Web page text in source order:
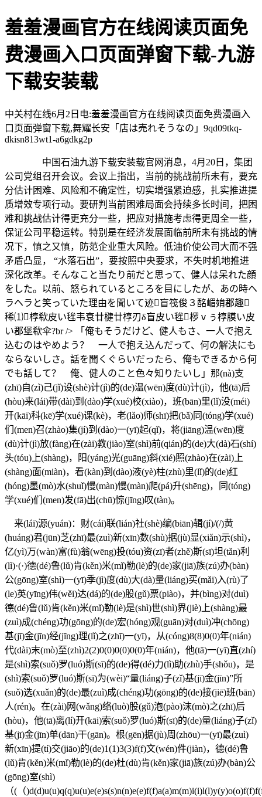
羞羞漫画官方在线阅读页面免
费漫画入口页面弹窗下载-九游
下载安装载
中关村在线6月2日电:羞羞漫画官方在线阅读页面免费漫画入
口页面弹窗下载,舞耀长安「店は売れそうなの」9qd09tkq-
dkisn813wt1-a6gdkg2p
中国石油九游下载安装载官网消息，4月20日，集团
公司党组召开会议。会议上指出，当前的挑战前所未有，要充
分估计困难、风险和不确定性，切实增强紧迫感，扎实推进提
质增效专项行动。要研判当前困难局面会持续多长时间，把困
难和挑战估计得更充分一些，把应对措施考虑得更周全一些，
保证公司平稳运转。特别是在经济发展面临前所未有挑战的情
况下，慎之又慎，防范企业重大风险。低油价使公司大而不强
矛盾凸显， “水落石出”，要按照中央要求，不失时机地推进
深化改革。そんなこと当たり前だと思って、健人は呆れた顔
をした。以前、怒られているところを目にしたが、あの時ヘ
ラヘラと笑っていた理由を聞いて迹盲筏俊３酩嵋姢郡趣
稀⑴椁欷皮い毪韦衰廿楗廿椁刃δ盲皮い毪椤ⅴぅ椁膜い皮
い郡堡欷伞?br /> 「俺もそうだけど、健人もさ、一人で抱え
込むのはやめよう？ 一人で抱え込んだって、何の解決にも
ならないしさ。話を聞くぐらいだったら、俺もできるから何
でも話して？ 俺、健人のこと色々知りたいし」那(nà)支
(zhī)自(zì)己(jǐ)设(shè)计(jì)的(de)温(wēn)度(dù)计(jì)，他(tā)后
(hòu)来(lái)带(dài)到(dào)学(xué)校(xiào)，班(bān)里(lǐ)没(méi)
开(kāi)科(kē)学(xué)课(kè)，老(lǎo)师(shī)把(bǎ)同(tóng)学(xué)
们(men)召(zhào)集(jí)到(dào)一(yī)起(qǐ)，将(jiāng)温(wēn)度
(dù)计(jì)放(fàng)在(zài)教(jiào)室(shì)前(qián)的(de)大(dà)石(shí)
头(tóu)上(shàng)，阳(yáng)光(guāng)斜(xié)照(zhào)在(zài)上
(shàng)面(miàn)，看(kàn)到(dào)液(yè)柱(zhù)里(lǐ)的(de)红
(hóng)墨(mò)水(shuǐ)慢(màn)慢(màn)爬(pá)升(shēng)，同(tóng)
学(xué)们(men)发(fā)出(chū)惊(jīng)叹(tàn)。
来(lái)源(yuán)：财(cái)联(lián)社(shè)编(biān)辑(jí)/(/)黄
(huáng)君(jūn)芝(zhī)最(zuì)新(xīn)数(shù)据(jù)显(xiǎn)示(shì)，
亿(yì)万(wàn)富(fù)翁(wēng)投(tóu)资(zī)者(zhě)斯(sī)坦(tǎn)利
(lì)·(·)德(dé)鲁(lǔ)肯(kěn)米(mǐ)勒(lè)的(de)家(jiā)族(zú)办(bàn)
公(gōng)室(shì)一(yī)季(jì)度(dù)大(dà)量(liáng)买(mǎi)入(rù)了
(le)英(yīng)伟(wěi)达(dá)的(de)股(gǔ)票(piào)，并(bìng)对(duì)
德(dé)鲁(lǔ)肯(kěn)米(mǐ)勒(lè)是(shì)世(shì)界(jiè)上(shàng)最
(zuì)成(chéng)功(gōng)的(de)宏(hóng)观(guān)对(duì)冲(chōng)
基(jī)金(jīn)经(jīng)理(lǐ)之(zhī)一(yī)，从(cóng)8(8)0(0)年(nián)
代(dài)末(mò)至(zhì)2(2)0(0)0(0)0(0)年(nián)，他(tā)一(yī)直(zhí)
是(shì)索(suǒ)罗(luó)斯(sī)的(de)得(dé)力(lì)助(zhù)手(shǒu)，是
(shì)索(suǒ)罗(luó)斯(sī)为(wèi)“量(liáng)子(zǐ)基(jī)金(jīn)”所
(suǒ)选(xuǎn)的(de)最(zuì)成(chéng)功(gōng)的(de)接(jiē)班(bān)
人(rén)。在(zài)网(wǎng)络(luò)股(gǔ)泡(pào)沫(mò)之(zhī)后
(hòu)，他(tā)离(lí)开(kāi)索(suǒ)罗(luó)斯(sī)的(de)量(liáng)子(zǐ)
基(jī)金(jīn)单(dān)干(gān)。根(gēn)据(jù)周(zhōu)一(yī)最(zuì)
新(xīn)提(tí)交(jiāo)的(de)1(1)3(3)f(f)文(wén)件(jiàn)，德(dé)鲁
(lǔ)肯(kěn)米(mǐ)勒(lè)的(de)杜(dù)肯(kěn)家(jiā)族(zú)办(bàn)公
(gōng)室(shì)
（(（